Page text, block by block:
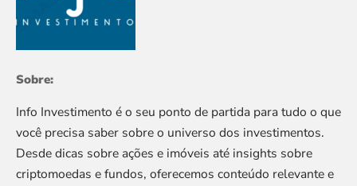
Sobre:
Info Investimento é o seu ponto de partida para tudo o que
você precisa saber sobre o universo dos investimentos.
Desde dicas sobre ações e imóveis até insights sobre
criptomoedas e fundos, oferecemos conteúdo relevante e